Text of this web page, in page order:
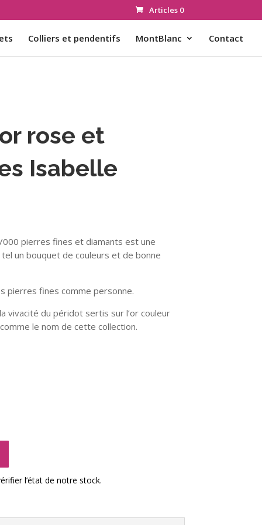
Articles 0
Colliers et pendentifs MontBlanc Contact
rose et
Isabelle
pierres fines et diamants est une
un bouquet de couleurs et de bonne
pierres fines comme personne.
vivacité du péridot sertis sur l’or couleur
le nom de cette collection.
e
l’état de notre stock.